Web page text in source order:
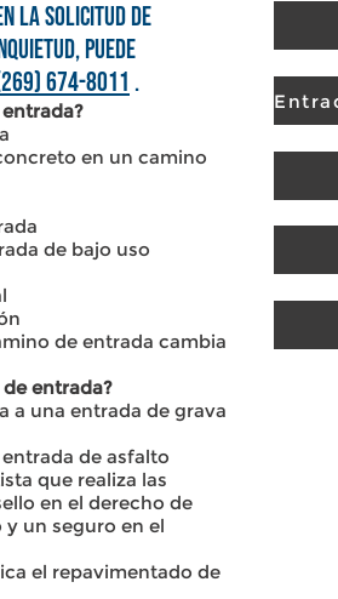
la Solicitud de
puede
674-8011 .
en un camino
de bajo uso
de entrada cambia
entrada?
a una entrada de grava
de asfalto
que realiza las
en el derecho de
un seguro en el
el repavimentado de